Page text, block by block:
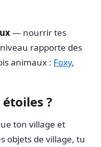
— nourrir tes
rapporte des
animaux : Foxy,
?
ton village et
objets de village, tu